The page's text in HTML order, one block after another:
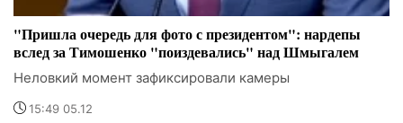
"Пришла очередь для фото с президентом": нардепы
вслед за Тимошенко "поиздевались" над Шмыгалем
Неловкий момент зафиксировали камеры
15:49 05.12